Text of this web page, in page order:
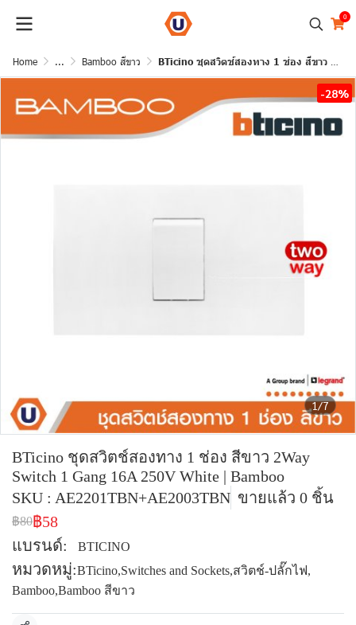
0
Home ... Bamboo สีขาว BTicino ​​​​​​​ชุดสวิตช์สองทาง 1 ช่อง สีขาว 2Way Switch 1 Gang 16A 250V White | Bamboo
1/7
-28%
BTicino ​​​​​​​ชุดสวิตช์สองทาง 1 ช่อง สีขาว 2Way
Switch 1 Gang 16A 250V White | Bamboo
SKU : AE2201TBN+AE2003TBN ขายแล้ว 0 ชิ้น
฿80฿58
แบรนด์:
BTICINO
หมวดหมู่:BTicino,Switches and Sockets,สวิตช์-ปลั๊กไฟ,
Bamboo,Bamboo สีขาว